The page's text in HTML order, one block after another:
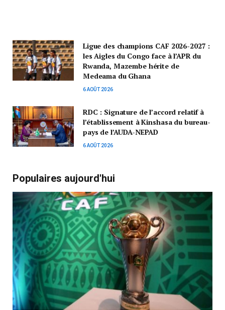
Ligue des champions CAF 2026-2027 :
les Aigles du Congo face à l’APR du
Rwanda, Mazembe hérite de
Medeama du Ghana
6 AOÛT 2026
RDC : Signature de l’accord relatif à
l’établissement à Kinshasa du bureau-
pays de l’AUDA-NEPAD
6 AOÛT 2026
Populaires aujourd'hui